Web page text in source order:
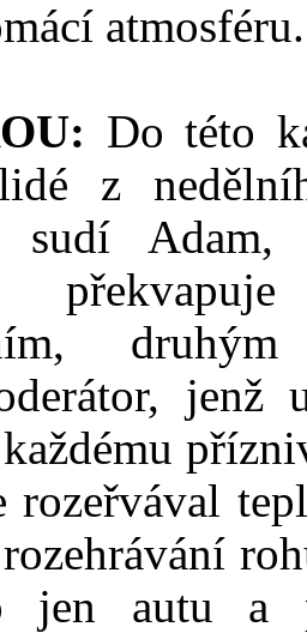
atmosféru.
Do této
z
sudí Adam,
jenž
rozeřvával
jen autu a